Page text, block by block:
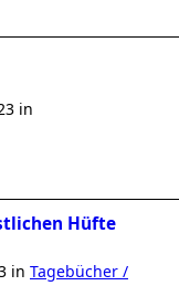
in
Hüfte
in Tagebücher /